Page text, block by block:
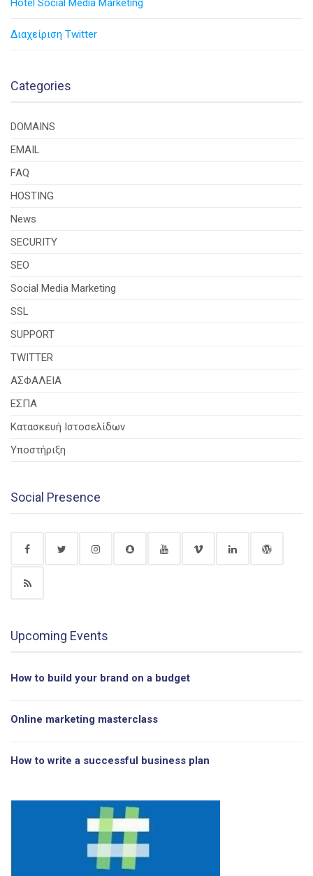
Hotel Social Media Marketing
Διαχείριση Twitter
Categories
DOMAINS
EMAIL
FAQ
HOSTING
News
SECURITY
SEO
Social Media Marketing
SSL
SUPPORT
TWITTER
ΑΣΦΑΛΕΙΑ
ΕΣΠΑ
Κατασκευή Ιστοσελίδων
Υποστήριξη
Social Presence
Upcoming Events
How to build your brand on a budget
Online marketing masterclass
How to write a successful business plan